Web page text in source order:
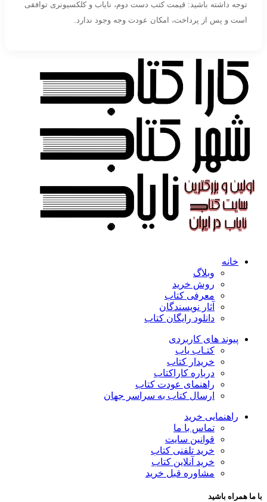
توجه داشته باشید: قیمت کتب دست دوم، نایاب و کلکسیونری توافقی
است و پس از پرداخت، امکان عودت وجه وجود ندارد.
خانه
وبلاگ
روش خرید
معرفی کتاب
آثار نویسندگان
دانلود رایگان کتاب
پیوند های کاربردی
کتـاب یاب
خریدار کتاب
درباره کاراکتاب
راهنمای عودت کتاب
ارسال کتاب به سراسر جهان
راهنمایی خرید
تماس با ما
قوانین سایت
خرید تلفنی کتاب
خرید آنلاین کتاب
مشاوره قبل خرید
با ما همراه باشید